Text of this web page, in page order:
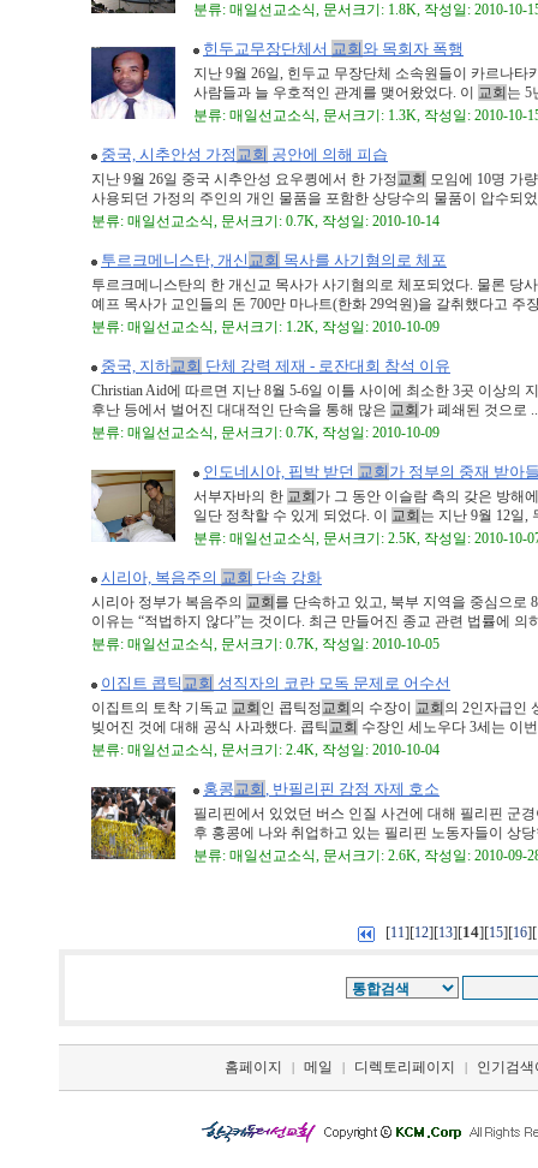
분류: 매일선교소식, 문서크기: 1.8K, 작성일: 2010-10-
힌두교무장단체서 교회와 목회자 폭행
지난 9월 26일, 힌두교 무장단체 소속원들이 카르나
사람들과 늘 우호적인 관계를 맺어왔었다. 이 교회 는 5
분류: 매일선교소식, 문서크기: 1.3K, 작성일: 2010-10-
중국, 시추안성 가정 교회 공안에 의해 피습
지난 9월 26일 중국 시추안성 요우큉에서 한 가정교회 모임에 10명 가
사용되던 가정의 주인의 개인 물품을 포함한 상당수의 물품이 압수되
분류: 매일선교소식, 문서크기: 0.7K, 작성일: 2010-10-14
투르크메니스탄, 개신 교회 목사를 사기혐의로 체포
투르크메니스탄의 한 개신교 목사가 사기혐의로 체포되었다. 물론 당
예프 목사가 교인들의 돈 700만 마나트(한화 29억원)을 갈취했다고 주
분류: 매일선교소식, 문서크기: 1.2K, 작성일: 2010-10-09
중국, 지하교회 단체 강력 제재 - 로잔대회 참석 이유
Christian Aid에 따르면 지난 8월 5-6일 이틀 사이에 최소한 3곳 이상의
후난 등에서 벌어진 대대적인 단속을 통해 많은 교회 가 폐쇄된 것으로
분류: 매일선교소식, 문서크기: 0.7K, 작성일: 2010-10-09
인도네시아, 핍박 받던 교회 가 정부의 중재 받아
서부자바의 한 교회 가 그 동안 이슬람 측의 갖은 방해
일단 정착할 수 있게 되었다. 이 교회 는 지난 9월 12일,
분류: 매일선교소식, 문서크기: 2.5K, 작성일: 2010-10-
시리아, 복음주의 교회 단속 강화
시리아 정부가 복음주의 교회 를 단속하고 있고, 북부 지역을 중심으로
이유는 “적법하지 않다”는 것이다. 최근 만들어진 종교 관련 법률에 의
분류: 매일선교소식, 문서크기: 0.7K, 작성일: 2010-10-05
이집트 콥틱 교회 성직자의 코란 모독 문제로 어수선
이집트의 토착 기독교 교회 인 콥틱정교회 의 수장이 교회 의 2인자급인
빚어진 것에 대해 공식 사과했다. 콥틱 교회 수장인 세노우다 3세는 이
분류: 매일선교소식, 문서크기: 2.4K, 작성일: 2010-10-04
홍콩교회, 반필리핀 감정 자제 호소
필리핀에서 있었던 버스 인질 사건에 대해 필리핀 군
후 홍콩에 나와 취업하고 있는 필리핀 노동자들이 상
분류: 매일선교소식, 문서크기: 2.6K, 작성일: 2010-09-
[11][12][13][14][15][16][
홈페이지 | 메일 | 디렉토리페이지 | 인기검색